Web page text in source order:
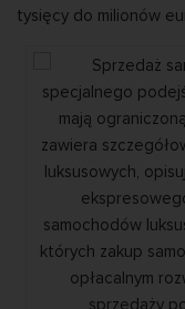
tysięcy do milionów